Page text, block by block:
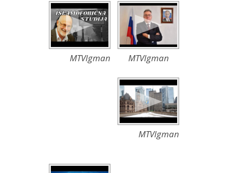
MTVIgman MTVIgman
MTVIgman